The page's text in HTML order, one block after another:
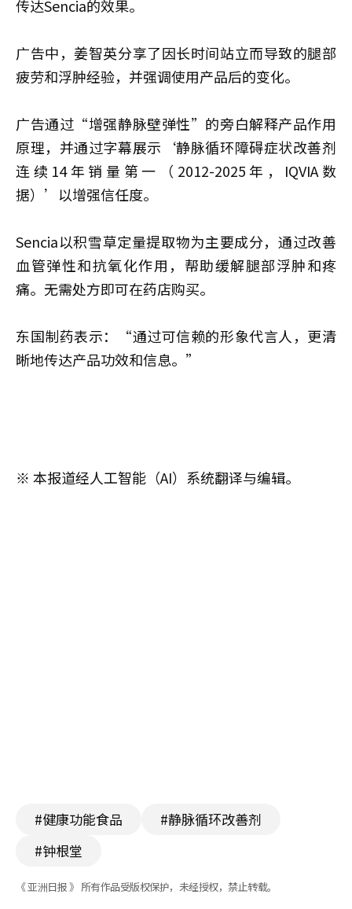
传达Sencia的效果。
广告中，姜智英分享了因长时间站立而导致的腿部
疲劳和浮肿经验，并强调使用产品后的变化。
广告通过“增强静脉壁弹性”的旁白解释产品作用
原理，并通过字幕展示‘静脉循环障碍症状改善剂
连续14年销量第一（2012-2025年，IQVIA数
据）’以增强信任度。
Sencia以积雪草定量提取物为主要成分，通过改善
血管弹性和抗氧化作用，帮助缓解腿部浮肿和疼
痛。无需处方即可在药店购买。
东国制药表示：“通过可信赖的形象代言人，更清
晰地传达产品功效和信息。”
※ 本报道经人工智能（AI）系统翻译与编辑。
#健康功能食品
#静脉循环改善剂
#钟根堂
《 亚洲日报 》 所有作品受版权保护，未经授权，禁止转载。